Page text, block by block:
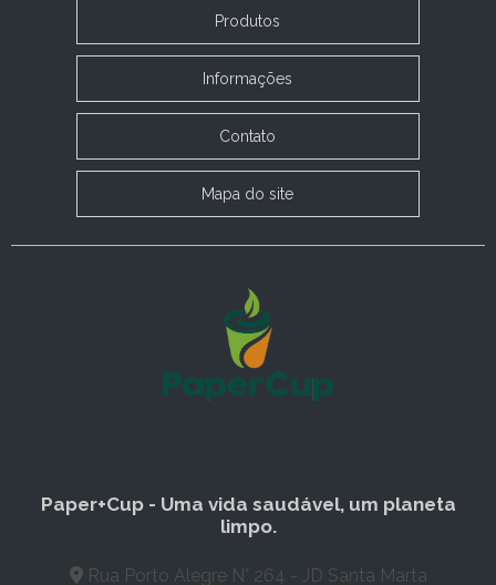
Produtos
Informações
Contato
Mapa do site
Paper+Cup - Uma vida saudável, um planeta
limpo.
Rua Porto Alegre N° 264 - JD Santa Marta